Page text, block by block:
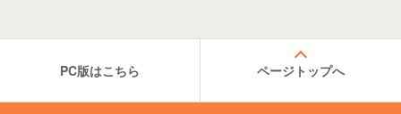
PC版はこちら ページトップへ